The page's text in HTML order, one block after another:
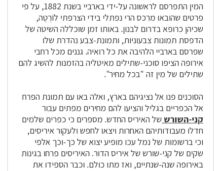
המין התפרסם לראשונה על-ידי בארביי בשנת 1882, על פי
פרטים שהובאו מרכס הרי נפתלי בידי הצרפתי לוֹרְטֶה,
שכיהן כרופא בדרום לבנון. באותו זמן שוכללה השיטה של
הדפסת תמונות צבעוניות, ותמונת-צבע נהדרת שלו
שפרסם בארביי הלהיבה את כל רואיה. גננים מכל רחבי
אירופה הציפו סוכני-שתילים מאיטליה בהזמנות להשיג להם
שתילים של מין זה "בכל מחיר".
הסוכנים פנו אל נציגיהם בארץ, ואלה באו עם תמונת הפרח
אל הכפריים בגליל והציעו להם מחירים מפתים עבור
קני-השורש של האיריס החדש. מספרים כי כפרים שלמים
חדלו מעבודותיהם האחרות ויצאו לחפש ולעקור איריסים,
וכי ברשומות של נמל עכו מופיע יצוא של כך-וכך אלפי
שקים של קני-שורש של איריס הדוּר. האיריסים פרחו בגינות
באירופה שנה-שנתיים, ואז מתו כולם. וכבר הספידו את